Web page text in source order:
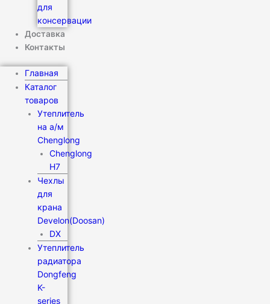
для
консервации
Доставка
Контакты
Главная
Каталог
товаров
Утеплитель
на а/м
Chenglong
Chenglong
H7
Чехлы
для
крана
Develon(Doosan)
DX
Утеплитель
радиатора
Dongfeng
K-
series